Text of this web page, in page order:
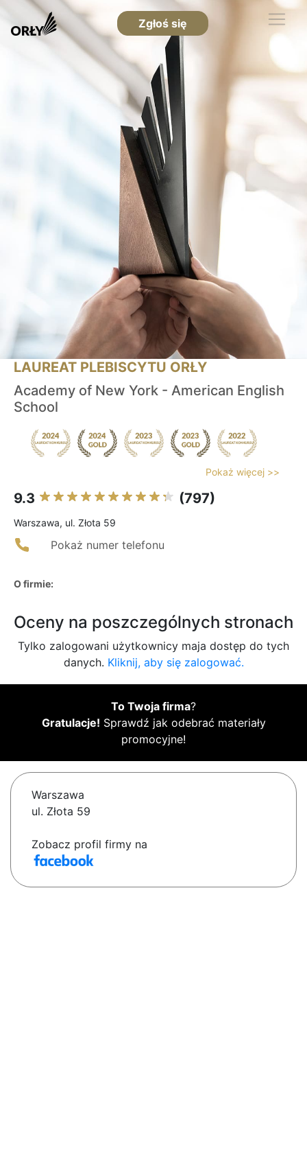
Zgłoś się
LAUREAT PLEBISCYTU ORŁY
Academy of New York - American English
School
Pokaż więcej >>
9.3 (797)
Warszawa, ul. Złota 59
Pokaż numer telefonu
O firmie:
Oceny na poszczególnych stronach
Tylko zalogowani użytkownicy maja dostęp do tych
danych. Kliknij, aby się zalogować.
To Twoja firma?
Gratulacje! Sprawdź jak odebrać materiały
promocyjne!
Warszawa
ul. Złota 59
Zobacz profil firmy na